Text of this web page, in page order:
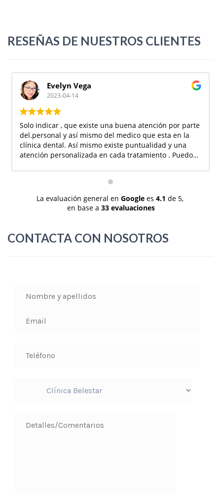
RESEÑAS DE NUESTROS CLIENTES
Evelyn Vega
2023-04-14
Solo indicar , que existe una buena atención por parte
del.personal y así mismo del medico que esta en la
clínica dental. Así mismo existe puntualidad y una
atención personalizada en cada tratamiento . Puedo
indicar q siempre están al momento q se necesita algo
sobre algún tratamiento o algún dolor q tuviese por
ello la atención es inmediata. Doy esta opinión por
ahora todo está bien y marcha bien espero terminar
con éxito este tratamiento para poder seguir teniendo
atención personalizada , la Atención con respeto y
existe buenos profesionales ahí así mismo el.personal
la.salud bucal solo interesa generar dinero con
ello creo y según mi opinión yo recomendaría a la
ellos . Saludos sigan adelante y un abrazo !
La evaluación general en Google
de 5,
en base a33 evaluaciones
CONTACTA CON NOSOTROS